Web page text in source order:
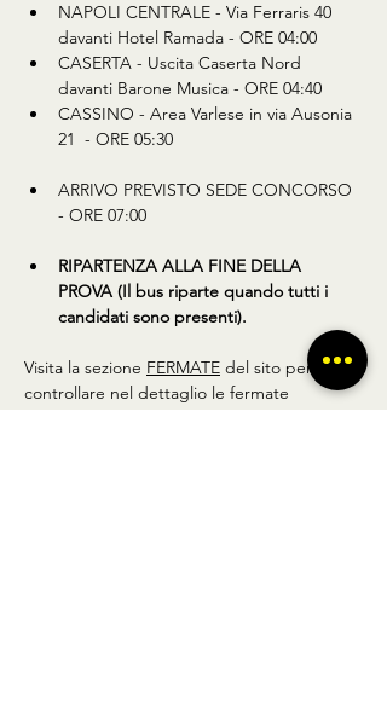
NAPOLI CENTRALE - Via Ferraris 40
davanti Hotel Ramada - ORE 04:00
CASERTA - Uscita Caserta Nord
davanti Barone Musica - ORE 04:40
CASSINO - Area Varlese in via Ausonia
21  - ORE 05:30
ARRIVO PREVISTO SEDE CONCORSO
- ORE 07:00
RIPARTENZA ALLA FINE DELLA
PROVA (Il bus riparte quando tutti i
candidati sono presenti).
Visita la sezione FERMATE del sito per
controllare nel dettaglio le fermate